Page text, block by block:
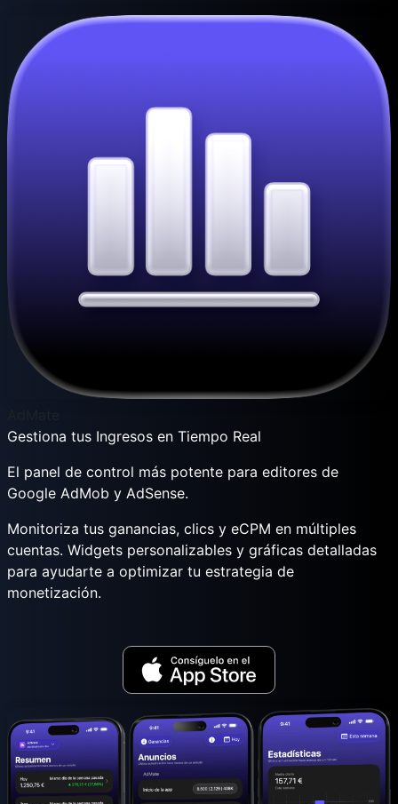
Gestiona tus Ingresos en Tiempo Real
El panel de control más potente para editores de
Google AdMob y AdSense.
Monitoriza tus ganancias, clics y eCPM en múltiples
cuentas. Widgets personalizables y gráficas detalladas
para ayudarte a optimizar tu estrategia de
monetización.